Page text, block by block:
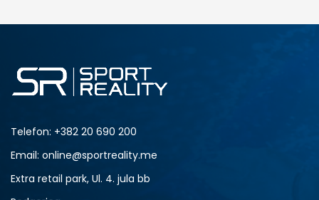
Telefon: +382 20 690 200
Email: online@sportreality.me
Extra retail park, Ul. 4. jula bb